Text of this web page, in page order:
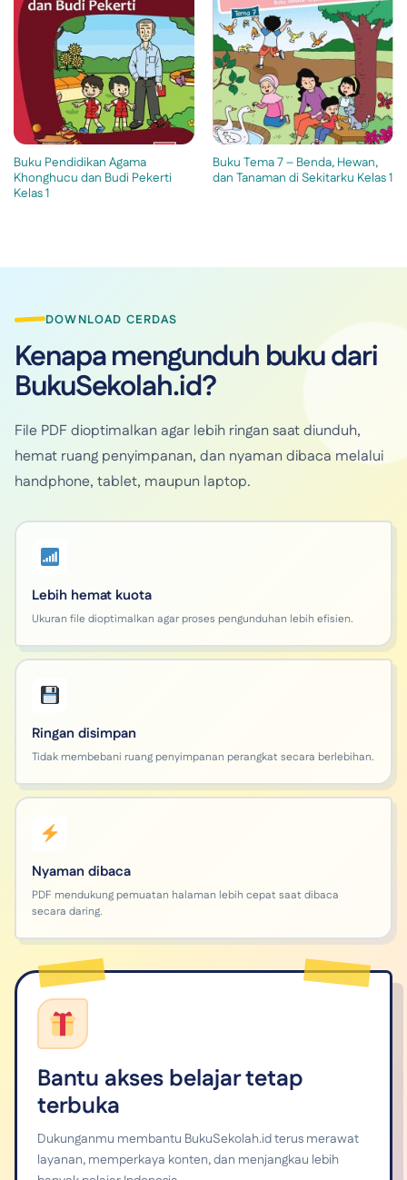
Buku Pendidikan Agama
Khonghucu dan Budi Pekerti
Kelas 1
Buku Tema 7 – Benda, Hewan,
dan Tanaman di Sekitarku Kelas 1
DOWNLOAD CERDAS
Kenapa mengunduh buku dari
BukuSekolah.id?
File PDF dioptimalkan agar lebih ringan saat diunduh,
hemat ruang penyimpanan, dan nyaman dibaca melalui
handphone, tablet, maupun laptop.
Lebih hemat kuota
Ukuran file dioptimalkan agar proses pengunduhan lebih efisien.
Ringan disimpan
Tidak membebani ruang penyimpanan perangkat secara berlebihan.
Nyaman dibaca
PDF mendukung pemuatan halaman lebih cepat saat dibaca
secara daring.
Bantu akses belajar tetap
terbuka
Dukunganmu membantu BukuSekolah.id terus merawat
layanan, memperkaya konten, dan menjangkau lebih